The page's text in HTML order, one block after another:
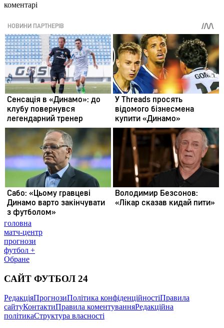
коментарі
головна
матч-центр
прогнози
футбол +
Обране
САЙТ ФУТБОЛ 24
РедакціяПрогнозиПолітика конфіденційностіПравила
сайтуКонтактиПравила коментуванняРедакційна
політикаСтруктура власності